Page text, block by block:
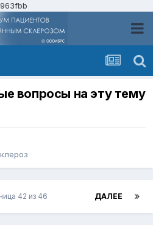
вопросы на эту тему
ДАЛЕЕ
42 из 46